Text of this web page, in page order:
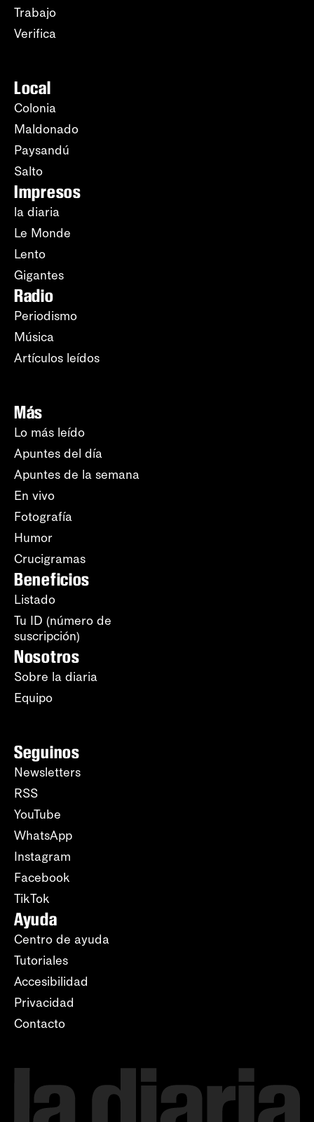
Trabajo
Verifica
Local
Colonia
Maldonado
Paysandú
Salto
Impresos
la diaria
Le Monde
Lento
Gigantes
Radio
Periodismo
Música
Artículos leídos
Más
Lo más leído
Apuntes del día
Apuntes de la semana
En vivo
Fotografía
Humor
Crucigramas
Beneficios
Listado
Tu ID (número de
suscripción)
Nosotros
Sobre la diaria
Equipo
Seguinos
Newsletters
RSS
YouTube
WhatsApp
Instagram
Facebook
TikTok
Ayuda
Centro de ayuda
Tutoriales
Accesibilidad
Privacidad
Contacto